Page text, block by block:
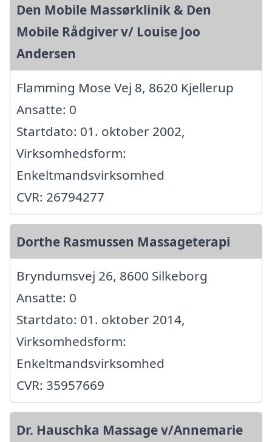
Den Mobile Massørklinik & Den
Mobile Rådgiver v/ Louise Joo
Andersen
Flamming Mose Vej 8, 8620 Kjellerup
Ansatte: 0
Startdato: 01. oktober 2002,
Virksomhedsform:
Enkeltmandsvirksomhed
CVR: 26794277
Dorthe Rasmussen Massageterapi
Bryndumsvej 26, 8600 Silkeborg
Ansatte: 0
Startdato: 01. oktober 2014,
Virksomhedsform:
Enkeltmandsvirksomhed
CVR: 35957669
Dr. Hauschka Massage v/Annemarie